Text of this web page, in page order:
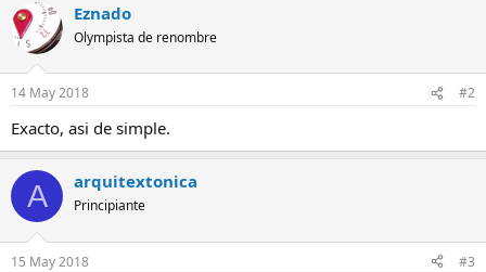
Eznado
Olympista de renombre
14 May 2018 #2
Exacto, asi de simple.
A arquitextonica
Principiante
15 May 2018 #3